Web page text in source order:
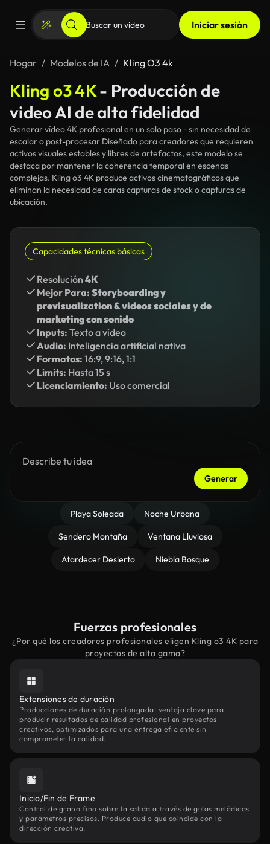
Iniciar sesión
Hogar Modelos de IA Kling O3 4k
Kling o3 4K- Producción de
video AI de alta fidelidad
Generar vídeo 4K profesional en un solo paso - sin necesidad de
escalar o post-procesar Diseñado para creadores que requieren
activos visuales estables y libres de artefactos, este modelo se
destaca por mantener la coherencia temporal en escenas
complejas. Kling o3 4K produce activos cinematográficos que
eliminan la necesidad de caras capturas de stock o capturas de
ubicación.
Capacidades técnicas básicas
Resolución 4K
Mejor Para: Storyboarding y
previsualization & videos sociales y de
marketing con sonido
Inputs: Texto a vídeo
Audio: Inteligencia artificial nativa
Formatos: 16:9, 9:16, 1:1
Limits: Hasta 15 s
Licenciamiento: Uso comercial
Generar
Playa Soleada Noche Urbana
Sendero Montaña Ventana Lluviosa
Atardecer Desierto Niebla Bosque
Fuerzas profesionales
¿Por qué los creadores profesionales eligen Kling o3 4K para
proyectos de alta gama?
Extensiones de duración
Producciones de duración prolongada: ventaja clave para
producir resultados de calidad profesional en proyectos
creativos, optimizados para una entrega eficiente sin
comprometer la calidad.
Inicio/Fin de Frame
Control de grano fino sobre la salida a través de guías melódicas
y parámetros precisos. Produce audio que coincide con la
dirección creativa.